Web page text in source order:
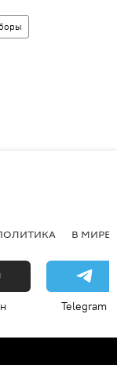
В МИРЕ
Telegram